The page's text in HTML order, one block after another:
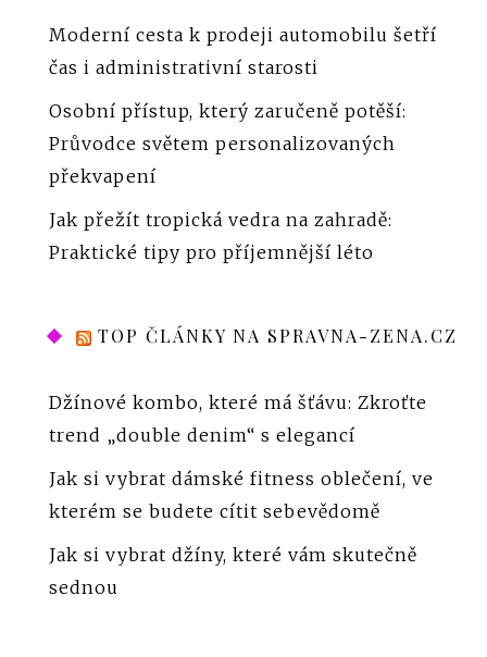
Moderní cesta k prodeji automobilu šetří
čas i administrativní starosti
Osobní přístup, který zaručeně potěší:
Průvodce světem personalizovaných
překvapení
Jak přežít tropická vedra na zahradě:
Praktické tipy pro příjemnější léto
TOP ČLÁNKY NA SPRAVNA-ZENA.CZ
Džínové kombo, které má šťávu: Zkroťte
trend „double denim“ s elegancí
Jak si vybrat dámské fitness oblečení, ve
kterém se budete cítit sebevědomě
Jak si vybrat džíny, které vám skutečně
sednou